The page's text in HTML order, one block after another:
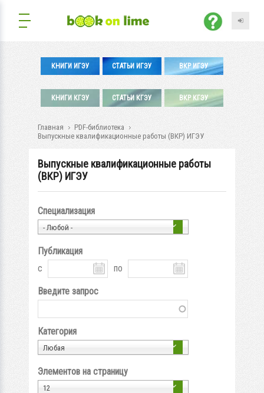
КНИГИ ИГЭУ СТАТЬИ ИГЭУ ВКР ИГЭУ
КНИГИ КГЭУ СТАТЬИ КГЭУ ВКР КГЭУ
Главная
PDF-библиотека
Выпускные квалификационные работы (ВКР) ИГЭУ
Выпускные квалификационные работы
(ВКР) ИГЭУ
Специализация
- Любой -
Публикация
с
по
Введите запрос
Категория
Любая
Элементов на страницу
12